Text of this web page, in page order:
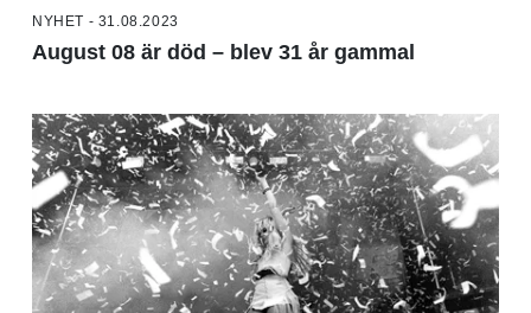
NYHET - 31.08.2023
August 08 är död – blev 31 år gammal